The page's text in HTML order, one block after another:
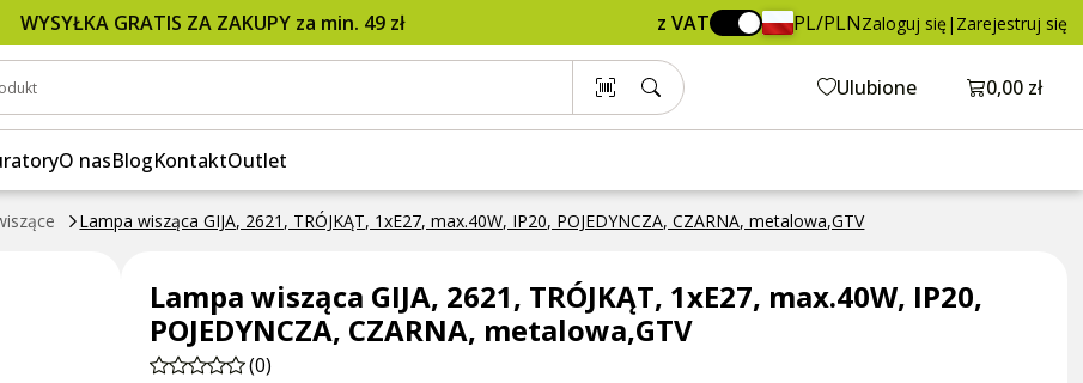
WYSYŁKA GRATIS ZA ZAKUPY za min. 49 zł z VAT PL/PLNZaloguj się | Zarejestruj się
Ulubione Otwórz
0,00 zł
O nasBlogKontaktOutlet
Lampa wisząca GIJA, 2621, TRÓJKĄT, 1xE27, max.40W, IP20, POJEDYNCZA, CZARNA, metalowa,GTV
IP20, POJEDYNCZA, CZARNA, metalowa,GTV 120,54 zł
brutto / szt. Dodaj do koszyka
Lampa wisząca GIJA, 2621, TRÓJKĄT, 1xE27, max.40W, IP20,
POJEDYNCZA, CZARNA, metalowa,GTV
(0)